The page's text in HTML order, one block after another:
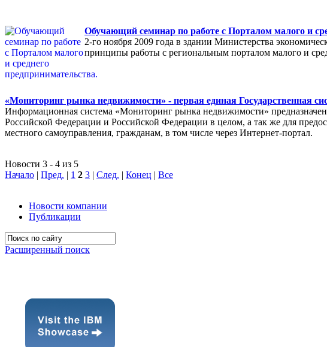
Обучающий семинар по работе с Порталом малого и
2-го ноября 2009 года в здании Министерства
принципы работы с региональным порталом малого и
«Мониторинг рынка недвижимости» - первая единая Государственная
Информационная система «Мониторинг рынка недвижимости»
Российской Федерации и Российской Федерации в целом, а так же для
местного самоуправления, гражданам, в том числе через Интернет-портал.
Новости 3 - 4 из 5
Начало | Пред. | 1 2 3 | След. | Конец | Все
Новости компании
Публикации
Расширенный поиск